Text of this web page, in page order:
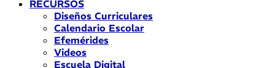
RECURSOS
Diseños Curriculares
Calendario Escolar
Efemérides
Videos
Escuela Digital